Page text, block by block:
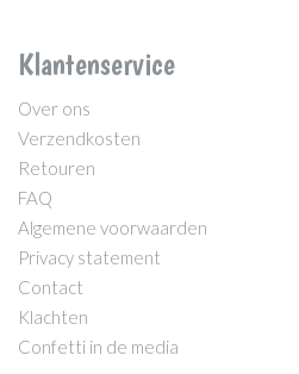
Klantenservice
Over ons
Verzendkosten
Retouren
FAQ
Algemene voorwaarden
Privacy statement
Contact
Klachten
Confetti in de media